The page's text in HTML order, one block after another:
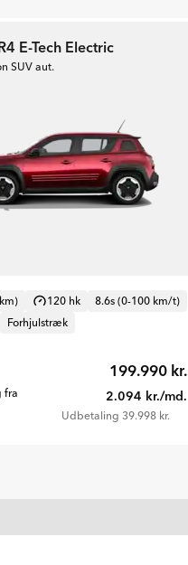
E-Tech Electric
SUV aut.
120 hk
8.6s (0-100 km/t)
Forhjulstræk
199.990 kr.
fra 2.094 kr./md.
Udbetaling 39.998 kr.